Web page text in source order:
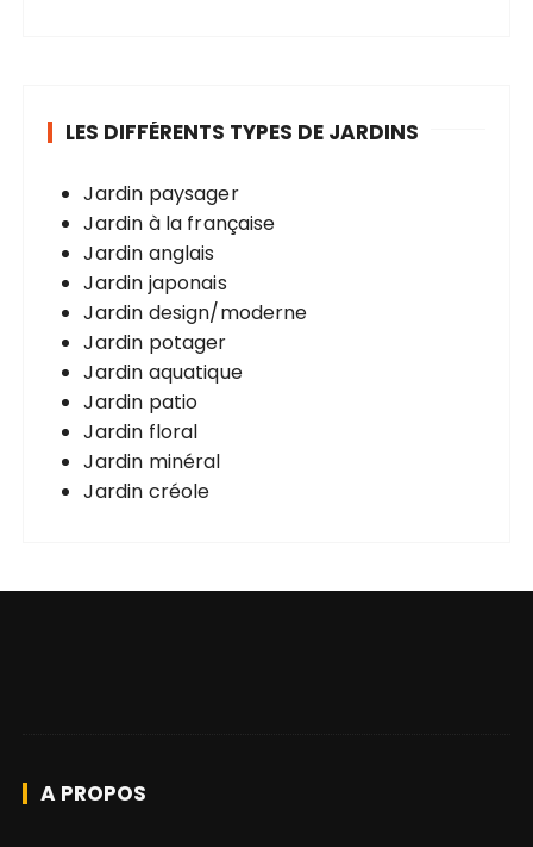
LES DIFFÉRENTS TYPES DE JARDINS
Jardin paysager
Jardin à la française
Jardin anglais
Jardin japonais
Jardin design/moderne
Jardin potager
Jardin aquatique
Jardin patio
Jardin floral
Jardin minéral
Jardin créole
A PROPOS